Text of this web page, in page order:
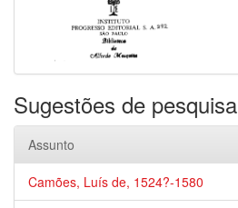
Sugestões de pesquisa
Assunto
Camões, Luís de, 1524?-1580